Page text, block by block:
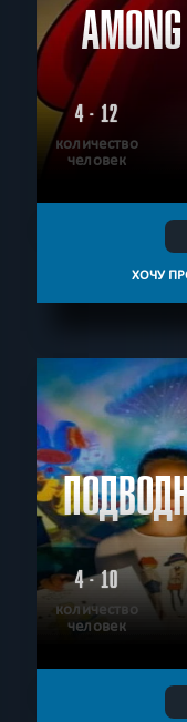
4 - 12
количество
человек
ХОЧУ
4 - 10
количество
человек